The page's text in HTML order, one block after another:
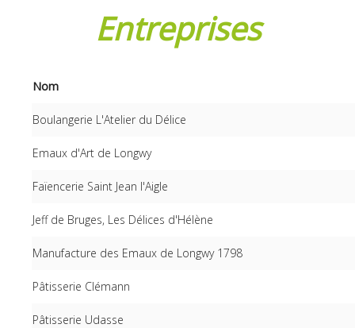
Entreprises
Nom
Boulangerie L'Atelier du Délice
Emaux d'Art de Longwy
Faïencerie Saint Jean l'Aigle
Jeff de Bruges, Les Délices d'Hélène
Manufacture des Emaux de Longwy 1798
Pâtisserie Clémann
Pâtisserie Udasse